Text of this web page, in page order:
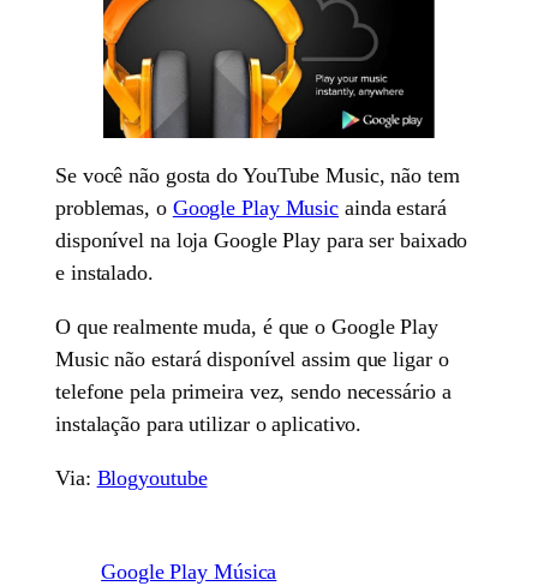
Se você não gosta do YouTube Music, não tem
problemas, o Google Play Music ainda estará
disponível na loja Google Play para ser baixado
e instalado.
O que realmente muda, é que o Google Play
Music não estará disponível assim que ligar o
telefone pela primeira vez, sendo necessário a
instalação para utilizar o aplicativo.
Via: Blogyoutube
Google Play Música